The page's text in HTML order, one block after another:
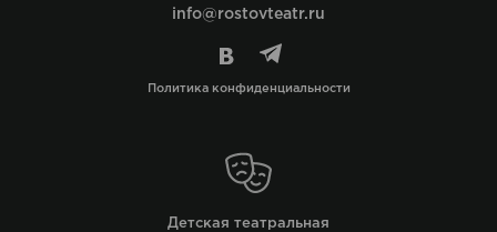
info@rostovteatr.ru
Политика конфиденциальности
Детская театральная